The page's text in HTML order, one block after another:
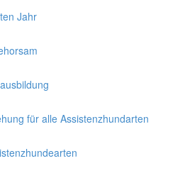
Jahr
für alle Assistenzhundarten